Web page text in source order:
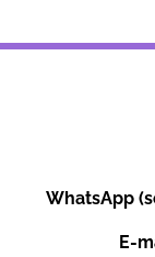
WhatsApp
E-